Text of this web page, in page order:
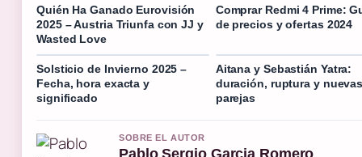
Quién Ha Ganado Eurovisión
2025 – Austria Triunfa con JJ y
Wasted Love
Comprar Redmi 4 Prime:
de precios y ofertas 2024
Solsticio de Invierno 2025 –
Fecha, hora exacta y
significado
Aitana y Sebastián Yatra:
duración, ruptura y
parejas
SOBRE EL AUTOR
Pablo Sergio Garcia Romero